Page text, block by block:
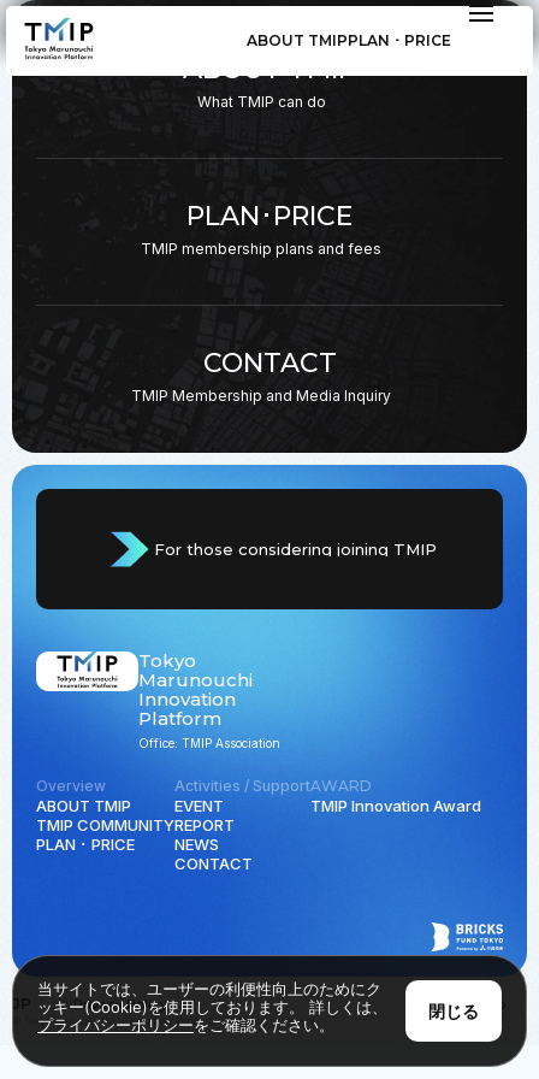
ABOUT TMIPPLAN ･ PRICE
ABOUT TMIP
What TMIP can do
PLAN･PRICE
TMIP membership plans and fees
CONTACT
TMIP Membership and Media Inquiry
For those considering joining TMIP
Tokyo
Marunouchi
Innovation
Platform
Office: TMIP Association
Overview
ABOUT TMIP
TMIP COMMUNITY
PLAN ･ PRICE
Activities / Support
EVENT
REPORT
NEWS
CONTACT
AWARD
TMIP Innovation Award
JP ENPrivacy Policy
© Tokyo Marunouchi Innovation Platform all rights reserved.
Back to Top
当サイトでは、ユーザーの利便性向上のためにク
ッキー(Cookie)を使用しております。 詳しくは、
プライバシーポリシーをご確認ください。
閉じる